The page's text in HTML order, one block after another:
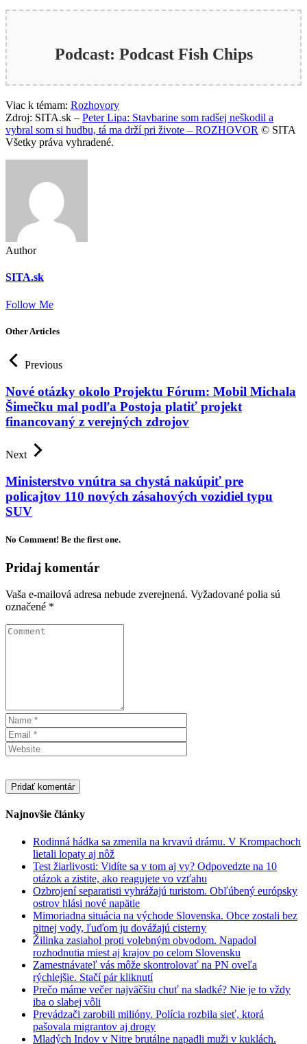
Podcast: Podcast Fish Chips
Viac k témam: Rozhovory
Zdroj: SITA.sk – Peter Lipa: Stavbarine som radšej neškodil a
vybral som si hudbu, tá ma drží pri živote – ROZHOVOR © SITA
Všetky práva vyhradené.
Author
SITA.sk
Follow Me
Other Articles
Previous
Nové otázky okolo Projektu Fórum: Mobil Michala
Šimečku mal podľa Postoja platiť projekt
financovaný z verejných zdrojov
Next
Ministerstvo vnútra sa chystá nakúpiť pre
policajtov 110 nových zásahových vozidiel typu
SUV
No Comment! Be the first one.
Pridaj komentár
Vaša e-mailová adresa nebude zverejnená. Vyžadované polia sú
označené *
Najnovšie články
Rodinná hádka sa zmenila na krvavú drámu. V Krompachoch
lietali lopaty aj nôž
Test žiarlivosti: Vidíte sa v tom aj vy? Odpovedzte na 10
otázok a zistite, ako reagujete vo vzťahu
Ozbrojení separatisti vyhrážajú turistom. Obľúbený európsky
ostrov hlási nové napätie
Mimoriadna situácia na východe Slovenska. Obce zostali bez
pitnej vody, ľuďom ju dovážajú cisterny
Žilinka zasiahol proti volebným obvodom. Napadol
rozhodnutia miest aj krajov po celom Slovensku
Zamestnávateľ vás môže skontrolovať na PN oveľa
rýchlejšie. Stačí pár kliknutí
Prečo máme večer najväčšiu chuť na sladké? Nie je to vždy
iba o slabej vôli
Prevádzači zarobili milióny. Polícia rozbila sieť, ktorá
pašovala migrantov aj drogy
Mladých Indov v Nitre brutálne napadli muži v kuklách.